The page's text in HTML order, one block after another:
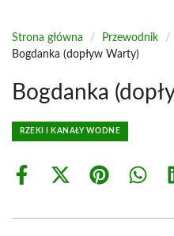
Strona główna / Przewodnik /
Bogdanka (dopływ Warty)
Bogdanka
RZEKI I KANAŁY WODNE
Share
Share
(Twitter)
Share Share